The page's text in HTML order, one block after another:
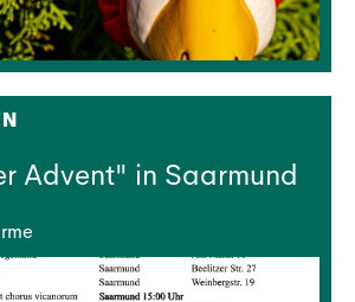
Advent" in Saarmund